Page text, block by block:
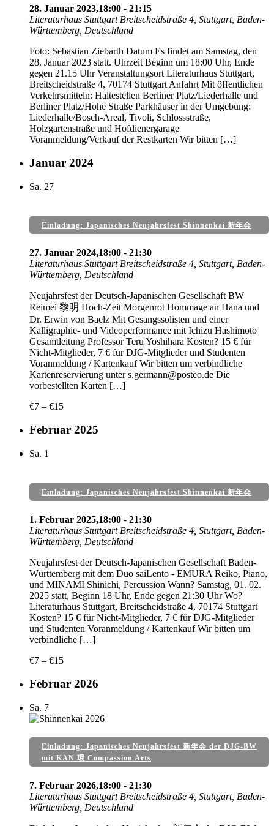
28. Januar 2023,18:00 - 21:15
Literaturhaus Stuttgart Breitscheidstraße 4, Stuttgart, Baden-
Württemberg, Deutschland
Foto: Sebastian Ziebarth Datum Es findet am Samstag, den
28. Januar 2023 statt. Uhrzeit Beginn um 18:00 Uhr, Ende
gegen 21.15 Uhr Veranstaltungsort Literaturhaus Stuttgart,
Breitscheidstraße 4, 70174 Stuttgart Anfahrt Mit öffentlichen
Verkehrsmitteln: Haltestellen Berliner Platz/Liederhalle und
Berliner Platz/Hohe Straße Parkhäuser in der Umgebung:
Liederhalle/Bosch-Areal, Tivoli, Schlossstraße,
Holzgartenstraße und Hofdienergarage
Voranmeldung/Verkauf der Restkarten Wir bitten […]
Januar 2024
Sa. 27
Einladung: Japanisches Neujahrsfest Shinnenkai 新年会
27. Januar 2024,18:00 - 21:30
Literaturhaus Stuttgart Breitscheidstraße 4, Stuttgart, Baden-
Württemberg, Deutschland
Neujahrsfest der Deutsch-Japanischen Gesellschaft BW
Reimei 黎明 Hoch-Zeit Morgenrot Hommage an Hana und
Dr. Erwin von Baelz Mit Gesangssolisten und einer
Kalligraphie- und Videoperformance mit Ichizu Hashimoto
Gesamtleitung Professor Teru Yoshihara Kosten? 15 € für
Nicht-Mitglieder, 7 € für DJG-Mitglieder und Studenten
Voranmeldung / Kartenkauf Wir bitten um verbindliche
Kartenreservierung unter s.germann@posteo.de Die
vorbestellten Karten […]
€7 – €15
Februar 2025
Sa. 1
Einladung: Japanisches Neujahrsfest Shinnenkai 新年会
1. Februar 2025,18:00 - 21:30
Literaturhaus Stuttgart Breitscheidstraße 4, Stuttgart, Baden-
Württemberg, Deutschland
Neujahrsfest der Deutsch-Japanischen Gesellschaft Baden-
Württemberg mit dem Duo saiLento - EMURA Reiko, Piano,
und MINAMI Shinichi, Percussion Wann? Samstag, 01. 02.
2025 statt, Beginn 18 Uhr, Ende gegen 21:30 Uhr Wo?
Literaturhaus Stuttgart, Breitscheidstraße 4, 70174 Stuttgart
Kosten? 15 € für Nicht-Mitglieder, 7 € für DJG-Mitglieder
und Studenten Voranmeldung / Kartenkauf Wir bitten um
verbindliche […]
€7 – €15
Februar 2026
Sa. 7
Einladung: Japanisches Neujahrsfest 新年会 der DJG-BW
mit KAN 環 Compassion Arts
7. Februar 2026,18:00 - 21:30
Literaturhaus Stuttgart Breitscheidstraße 4, Stuttgart, Baden-
Württemberg, Deutschland